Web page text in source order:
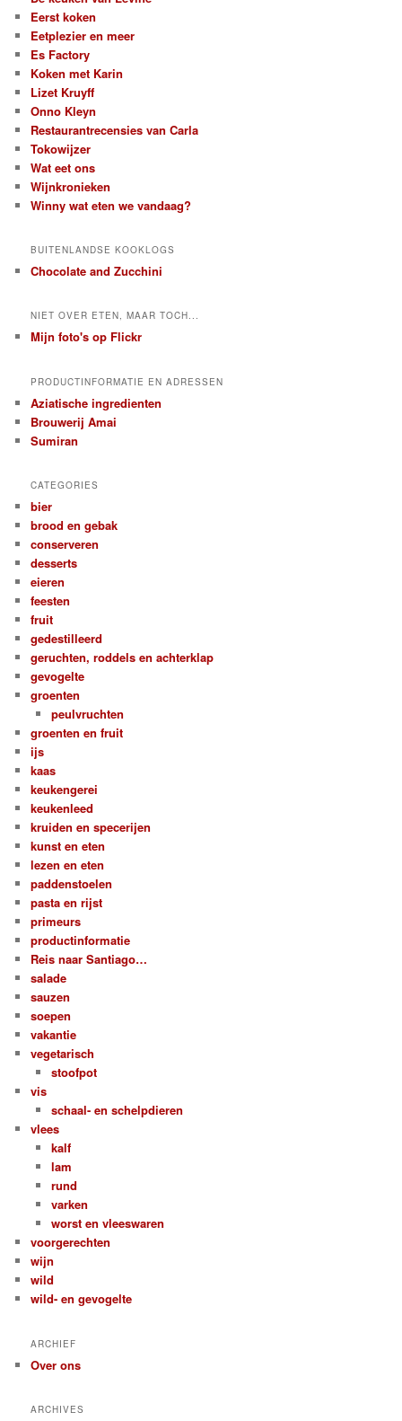
Eerst koken
Eetplezier en meer
Es Factory
Koken met Karin
Lizet Kruyff
Onno Kleyn
Restaurantrecensies van Carla
Tokowijzer
Wat eet ons
Wijnkronieken
Winny wat eten we vandaag?
BUITENLANDSE KOOKLOGS
Chocolate and Zucchini
NIET OVER ETEN, MAAR TOCH...
Mijn foto's op Flickr
PRODUCTINFORMATIE EN ADRESSEN
Aziatische ingredienten
Brouwerij Amai
Sumiran
CATEGORIES
bier
brood en gebak
conserveren
desserts
eieren
feesten
fruit
gedestilleerd
geruchten, roddels en achterklap
gevogelte
groenten
peulvruchten
groenten en fruit
ijs
kaas
keukengerei
keukenleed
kruiden en specerijen
kunst en eten
lezen en eten
paddenstoelen
pasta en rijst
primeurs
productinformatie
Reis naar Santiago…
salade
sauzen
soepen
vakantie
vegetarisch
stoofpot
vis
schaal- en schelpdieren
vlees
kalf
lam
rund
varken
worst en vleeswaren
voorgerechten
wijn
wild
wild- en gevogelte
ARCHIEF
Over ons
ARCHIVES